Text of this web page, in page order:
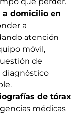
a domicilio en
a
atención
móvil,
de
diagnóstico
de tórax
médicas